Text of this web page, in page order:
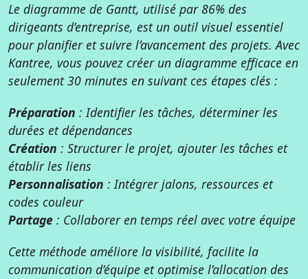
Le diagramme de Gantt, utilisé par 86% des
dirigeants d’entreprise, est un outil visuel essentiel
pour planifier et suivre l’avancement des projets. Avec
Kantree, vous pouvez créer un diagramme efficace en
seulement 30 minutes en suivant ces étapes clés :
Préparation : Identifier les tâches, déterminer les
durées et dépendances
Création : Structurer le projet, ajouter les tâches et
établir les liens
Personnalisation : Intégrer jalons, ressources et
codes couleur
Partage : Collaborer en temps réel avec votre équipe
Cette méthode améliore la visibilité, facilite la
communication d’équipe et optimise l’allocation des